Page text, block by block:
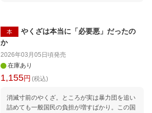
だからこそ書けた真実！ （目次） 文
二章 色と欲の「同行二人」 第三章 小金井一
家・堀尾昌志との深く永い契り 第四章 他人の
ふんどしで占い師・細木の土俵入り 第五章 島
相の指南役・安岡正篤をたぶらかす 第七章 細
木を使うテレビ局の無残な無定見 第八章 「神
本
やくざは本当に「必要悪」だったの
か
2026年03月05日頃発売
在庫あり
1,155円 (税込)
消滅寸前のやくざ。ところが実は暴力団を追い
詰めても一般国民の負担が増すばかり。この国